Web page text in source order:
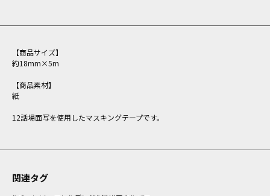
【商品サイズ】
約18mm×5m
【商品素材】
紙
12話場面写を使用したマスキングテープです。
関連タグ